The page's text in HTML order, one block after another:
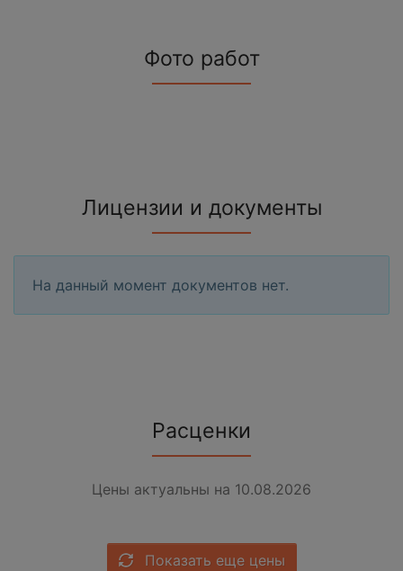
Фото работ
Лицензии и документы
На данный момент документов нет.
Расценки
Цены актуальны на 10.08.2026
Показать еще цены